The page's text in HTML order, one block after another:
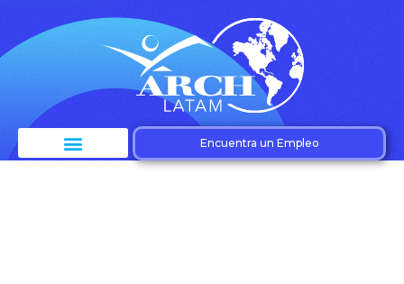
Encuentra un Empleo